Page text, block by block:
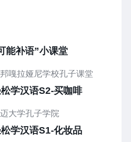
能补语”小课堂
嘎拉娅尼学校孔子课堂
学汉语S2-买咖啡
大学孔子学院
学汉语S1-化妆品